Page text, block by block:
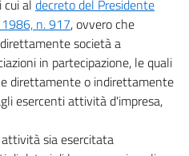
al decreto del Presidente
n. 917, ovvero che
società a
in partecipazione, le quali
direttamente o indirettamente
esercenti attività d'impresa,
sia esercitata